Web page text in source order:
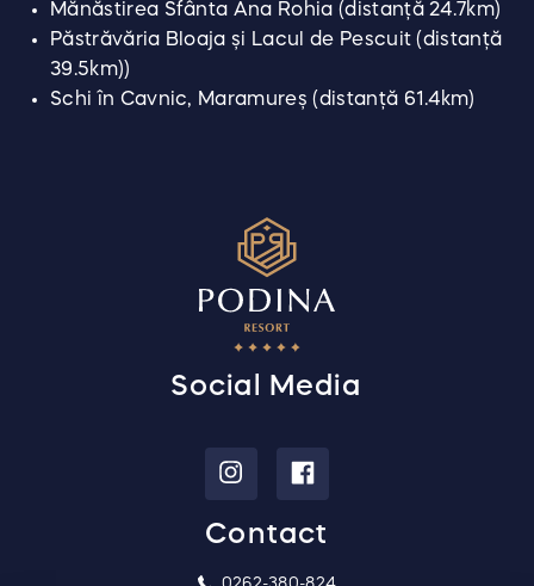
Mănăstirea Sfânta Ana Rohia (distanță 24.7km)
Păstrăvăria Bloaja și Lacul de Pescuit (distanță
39.5km))
Schi în Cavnic, Maramureș (distanță 61.4km)
Social Media
Contact